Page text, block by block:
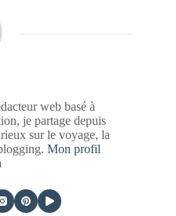
web basé à
je partage depuis
sur le voyage, la
Mon profil